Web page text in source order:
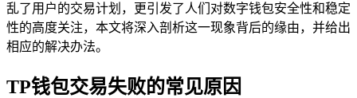
乱了用户的交易计划，更引发了人们对数字钱包安全性和稳定
性的高度关注，本文将深入剖析这一现象背后的缘由，并给出
相应的解决办法。
TP钱包交易失败的常见原因